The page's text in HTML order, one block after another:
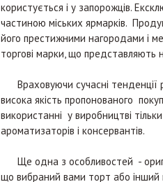
користується і у запорожців.
частиною міських ярмарків.
його престижними нагородами і
торгові марки, що представляють
Враховуючи сучасні тенденції
висока якість пропонованого
використанні у виробництві
ароматизаторів і консервантів.
Ще одна з особливостей -
що вибраний вами торт або інший